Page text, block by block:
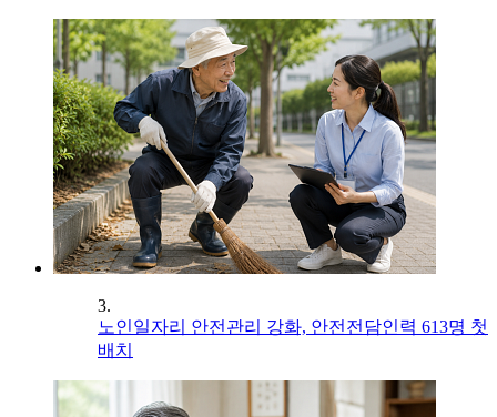
3.
노인일자리 안전관리 강화, 안전전담인력 613명 첫
배치